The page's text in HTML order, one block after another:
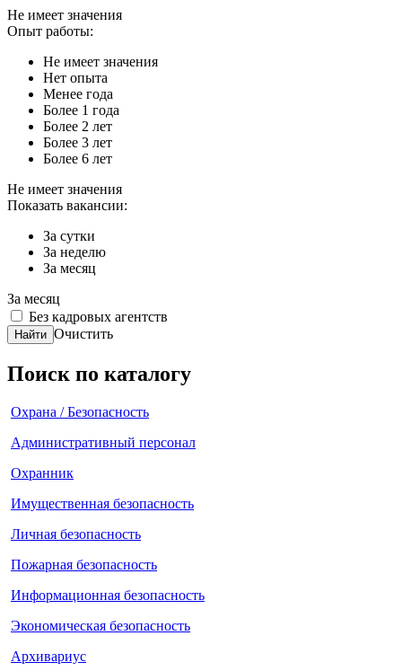
Не имеет значения
Опыт работы:
Не имеет значения
Нет опыта
Менее года
Более 1 года
Более 2 лет
Более 3 лет
Более 6 лет
Не имеет значения
Показать вакансии:
За сутки
За неделю
За месяц
За месяц
Без кадровых агентств
Найти Очистить
Поиск по каталогу
Охрана / Безопасность
Административный персонал
Охранник
Имущественная безопасность
Личная безопасность
Пожарная безопасность
Информационная безопасность
Экономическая безопасность
Архивариус